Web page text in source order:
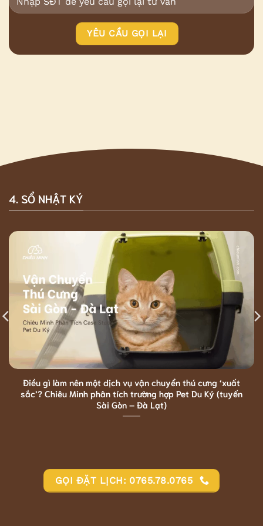
4. SỔ NHẬT KÝ
Điều gì làm nên một dịch vụ vận chuyển thú cưng ‘xuất
sắc’? Chiêu Minh phân tích trường hợp Pet Du Ký (tuyến
Sài Gòn – Đà Lạt)
GỌI ĐẶT LỊCH: 0765.78.0765